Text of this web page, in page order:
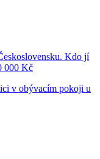
Kdo jí
000 Kč
v obývacím pokoji u